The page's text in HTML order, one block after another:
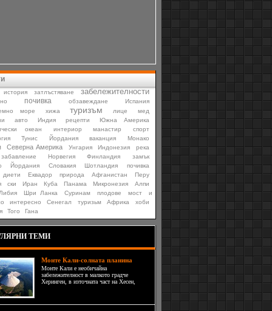
история затлъстяване забележителности
почивка обзавеждане
Испания
море
хижа туризъм лице
мед
авто Индия рецепти
Южна Америка
океан
интериор манастир
спорт
Тунис Йордания ваканция Монако
Северна Америка Унгария Индонезия
река
забавление Норвегия Финландия
замък
Йордания Словакия Шотландия
почивка
диети Еквадор природа Афганистан
Перу
ски Иран Куба Панама Микронезия
Алпи
Либия Шри Ланка Суринам плодове мост
и
интересно Сенегал туризьм Африка
хоби
Того Гана
ТЕМИ
Монте Кали-солната планина
Монте Кали е необичайна
забележителност в малкото градче
Херинген, в източната част на Хесен,